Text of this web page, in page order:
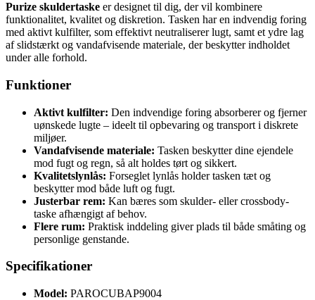
Purize skuldertaske er designet til dig, der vil kombinere
funktionalitet, kvalitet og diskretion. Tasken har en indvendig foring
med aktivt kulfilter, som effektivt neutraliserer lugt, samt et ydre lag
af slidstærkt og vandafvisende materiale, der beskytter indholdet
under alle forhold.
Funktioner
Aktivt kulfilter: Den indvendige foring absorberer og fjerner
uønskede lugte – ideelt til opbevaring og transport i diskrete
miljøer.
Vandafvisende materiale: Tasken beskytter dine ejendele
mod fugt og regn, så alt holdes tørt og sikkert.
Kvalitetslynlås: Forseglet lynlås holder tasken tæt og
beskytter mod både luft og fugt.
Justerbar rem: Kan bæres som skulder- eller crossbody-
taske afhængigt af behov.
Flere rum: Praktisk inddeling giver plads til både småting og
personlige genstande.
Specifikationer
Model: PAROCUBAP9004